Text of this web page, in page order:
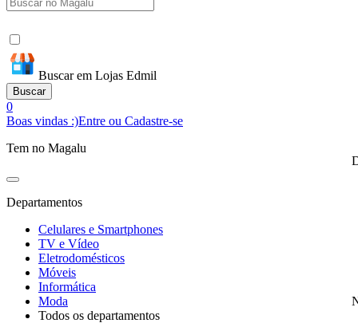
Buscar em Lojas Edmil
Buscar
0
Boas vindas :)Entre ou Cadastre-se
Tem no Magalu
Departamentos
Celulares e Smartphones
TV e Vídeo
Eletrodomésticos
Móveis
Informática
Moda
Todos os departamentos